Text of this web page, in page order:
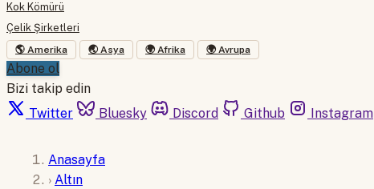
Kok Kömürü
Çelik Şirketleri
🌎 Amerika 🌏 Asya 🌍 Afrika 🌍 Avrupa
Abone ol
Bizi takip edin
Twitter
Bluesky Discord Github Instagram
Anasayfa
› Altın